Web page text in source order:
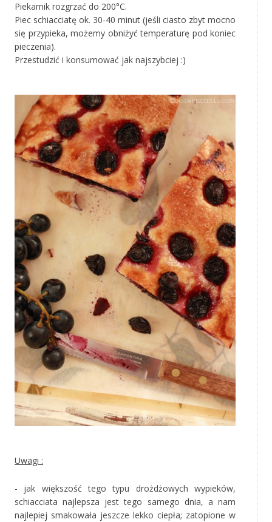
Piekarnik rozgrzać do 200°C.
Piec schiacciatę ok. 30-40 minut (jeśli ciasto zbyt mocno
się przypieka, możemy obniżyć temperaturę pod koniec
pieczenia).
Przestudzić i konsumować jak najszybciej :)
Uwagi :
- jak większość tego typu drożdżowych wypieków,
schiacciata najlepsza jest tego samego dnia, a nam
najlepiej smakowała jeszcze lekko ciepła; zatopione w